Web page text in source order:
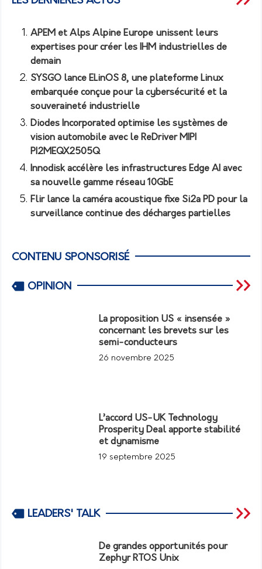
APEM et Alps Alpine Europe unissent leurs
expertises pour créer les IHM industrielles de
demain
SYSGO lance ELinOS 8, une plateforme Linux
embarquée conçue pour la cybersécurité et la
souveraineté industrielle
Diodes Incorporated optimise les systèmes de
vision automobile avec le ReDriver MIPI
PI2MEQX2505Q
Innodisk accélère les infrastructures Edge AI avec
sa nouvelle gamme réseau 10GbE
Flir lance la caméra acoustique fixe Si2a PD pour la
surveillance continue des décharges partielles
CONTENU SPONSORISÉ
OPINION
La proposition US « insensée »
concernant les brevets sur les
semi-conducteurs
26 novembre 2025
L’accord US-UK Technology
Prosperity Deal apporte stabilité
et dynamisme
19 septembre 2025
LEADERS' TALK
De grandes opportunités pour
Zephyr RTOS Unix